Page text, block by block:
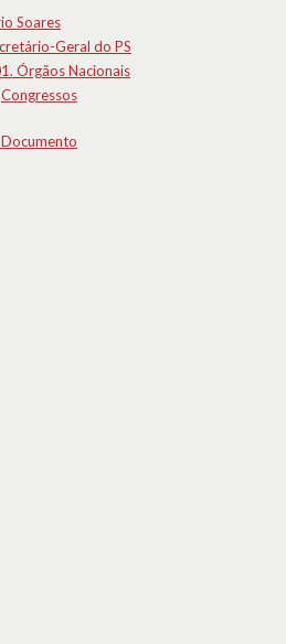
Soares
Geral do PS
Órgãos Nacionais
Congressos